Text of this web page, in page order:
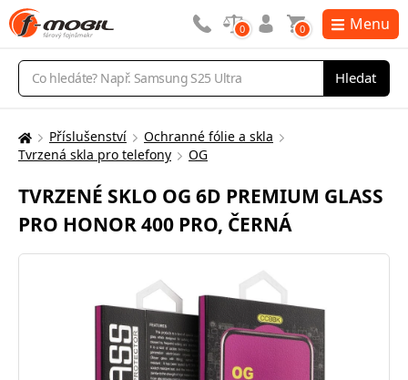
Vyhledávání
Hledat
0 0 Menu
Zde
nacházíte:
Příslušenství
Ochranné fólie a skla
Tvrzená skla pro telefony
OG
TVRZENÉ SKLO OG 6D PREMIUM GLASS
PRO HONOR 400 PRO, ČERNÁ